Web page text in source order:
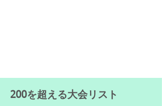
​200を超える大会リスト